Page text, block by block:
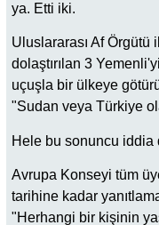
ya. Etti iki.
Uluslararası Af Örgütü
dolaştırılan 3
uçuşla bir ülkeye
"Sudan veya Türkiye
Hele bu sonuncu iddia
Avrupa Konseyi tüm
tarihine kadar
"Herhangi bir kişinin